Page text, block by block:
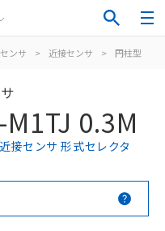
センサ > 近接センサ > 円柱型
0.3M
接センサ 形式セレクタ